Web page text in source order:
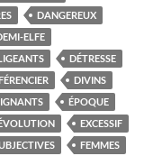
DANGEREUX
ELFE
DÉTRESSE
DIVINS
ÉPOQUE
EXCESSIF
FEMMES